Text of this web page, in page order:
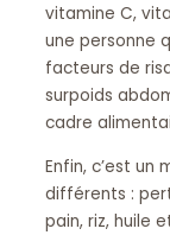
vitamine C,
une personne
facteurs de
surpoids
cadre
Enfin, c’est
différents :
pain, riz, huile